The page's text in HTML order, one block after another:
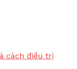
cách điều trị